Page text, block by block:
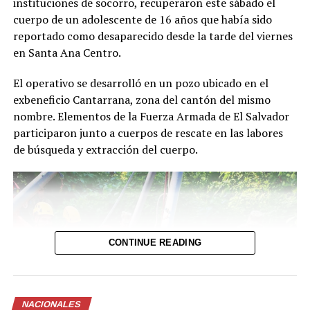
cuerpo de un adolescente de 16 años que había sido
reportado como desaparecido desde la tarde del viernes
en Santa Ana Centro.
El operativo se desarrolló en un pozo ubicado en el
exbeneficio Cantarrana, zona del cantón del mismo
nombre. Elementos de la Fuerza Armada de El Salvador
participaron junto a cuerpos de rescate en las labores
de búsqueda y extracción del cuerpo.
CONTINUE READING
NACIONALES